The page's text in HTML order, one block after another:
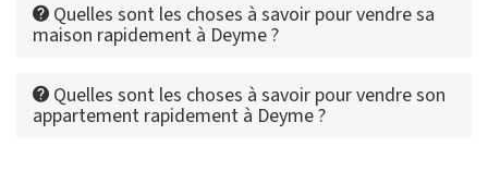
Quelles sont les choses à savoir pour vendre sa
maison rapidement à Deyme ?
Quelles sont les choses à savoir pour vendre son
appartement rapidement à Deyme ?